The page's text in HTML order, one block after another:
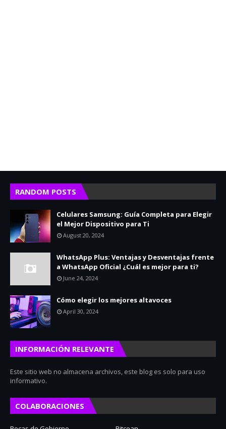
RANDOM POSTS
Celulares Samsung: Guía Completa para Elegir
el Mejor Dispositivo para Ti
August 20, 2024
WhatsApp Plus: Ventajas y Desventajas frente
a WhatsApp Oficial ¿Cuál es mejor para ti?
June 24, 2024
Cómo elegir los mejores altavoces
April 30, 2024
INFORMACIÓN RELEVANTE
Este sitio web no almacena archivos, este blog es solo para uso
informativo.
COLABORACIONES